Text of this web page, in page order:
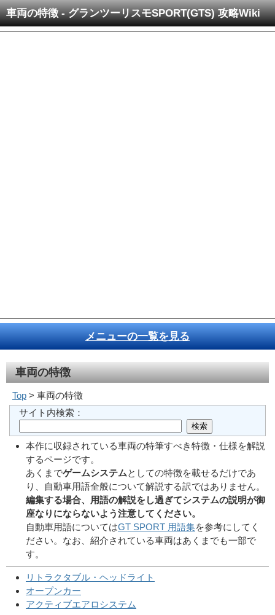
車両の特徴 - グランツーリスモSPORT(GTS) 攻略Wiki
メニューの一覧を見る
車両の特徴
Top > 車両の特徴
サイト内検索：
本作に収録されている車両の特筆すべき特徴・仕様を解説
するページです。
あくまでゲームシステムとしての特徴を載せるだけであ
り、自動車用語全般について解説する訳ではありません。
編集する場合、用語の解説をし過ぎてシステムの説明が御
座なりにならないよう注意してください。
自動車用語についてはGT SPORT 用語集を参考にしてく
ださい。なお、紹介されている車両はあくまでも一部で
す。
リトラクタブル・ヘッドライト
オープンカー
アクティブエアロシステム